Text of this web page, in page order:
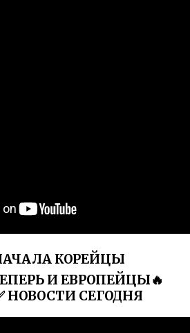
СНАЧАЛА КОРЕЙЦЫ
И ЕВРОПЕЙЦЫ🔥
НОВОСТИ СЕГОДНЯ